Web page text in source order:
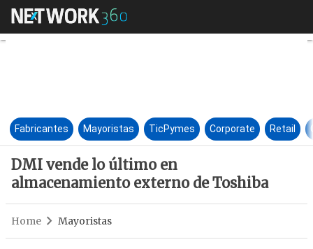
DMI vende lo último en
Fabricantes Mayoristas TicPymes Corporate Retail
DMI vende lo último en
almacenamiento externo de Toshiba
Home Mayoristas